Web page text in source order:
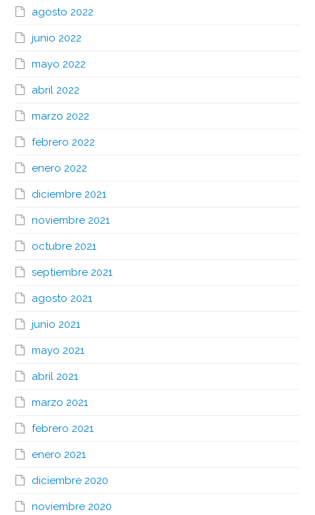
agosto 2022
junio 2022
mayo 2022
abril 2022
marzo 2022
febrero 2022
enero 2022
diciembre 2021
noviembre 2021
octubre 2021
septiembre 2021
agosto 2021
junio 2021
mayo 2021
abril 2021
marzo 2021
febrero 2021
enero 2021
diciembre 2020
noviembre 2020